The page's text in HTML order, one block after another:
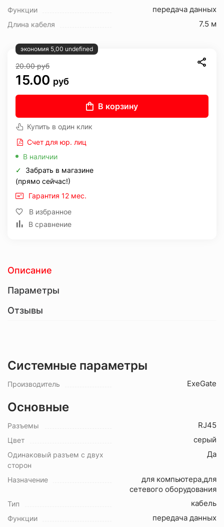
Функции передача данных
Длина кабеля 7.5 м
экономия 5,00 undefined
20.00руб
15.00 руб
В корзину
Купить в один клик
Счет для юр. лиц
В наличии
✓
Забрать в магазине
(прямо сейчас!)
Гарантия 12 мес.
В избранное
В сравнение
Описание
Параметры
Отзывы
Системные параметры
Производитель ExeGate
Основные
Разъемы RJ45
Цвет серый
Одинаковый разъем с двух
сторон
Да
Назначение
для компьютера,для
сетевого оборудования
Тип кабель
Функции передача данных